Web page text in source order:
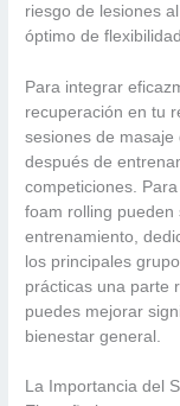
riesgo de lesiones
óptimo de
Para integrar
recuperación en tu
sesiones de
después de
competiciones.
foam rolling pueden
entrenamiento,
los principales
prácticas una parte
puedes mejorar
bienestar general.
La Importancia del